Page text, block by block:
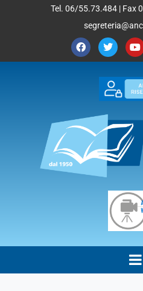
Tel. 06/55.73.484 | Fax